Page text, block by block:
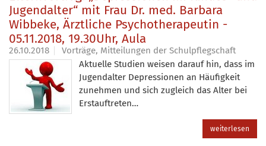
Jugendalter“ mit Frau Dr. med. Barbara
Wibbeke, Ärztliche Psychotherapeutin -
05.11.2018, 19.30Uhr, Aula
26.10.2018
Vorträge, Mitteilungen der Schulpflegschaft
Aktuelle Studien weisen darauf hin, dass im
Jugendalter Depressionen an Häufigkeit
zunehmen und sich zugleich das Alter bei
Erstauftreten…
weiterlesen